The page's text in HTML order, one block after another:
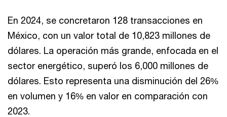
En 2024, se concretaron 128 transacciones en
México, con un valor total de 10,823 millones de
dólares. La operación más grande, enfocada en el
sector energético, superó los 6,000 millones de
dólares. Esto representa una disminución del 26%
en volumen y 16% en valor en comparación con
2023.